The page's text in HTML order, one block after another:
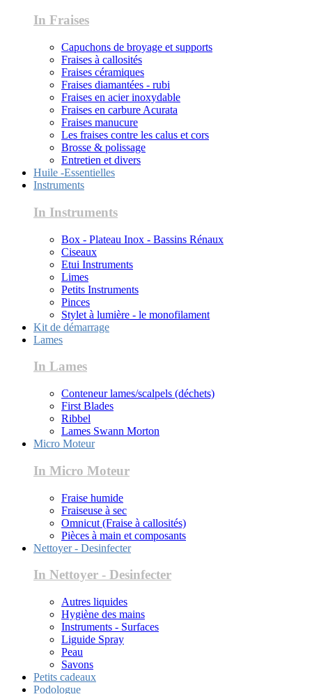
In Fraises
Capuchons de broyage et supports
Fraises à callosités
Fraises céramiques
Fraises diamantées - rubi
Fraises en acier inoxydable
Fraises en carbure Acurata
Fraises manucure
Les fraises contre les calus et cors
Brosse & polissage
Entretien et divers
Huile -Essentielles
Instruments
In Instruments
Box - Plateau Inox - Bassins Rénaux
Ciseaux
Etui Instruments
Limes
Petits Instruments
Pinces
Stylet à lumière - le monofilament
Kit de démarrage
Lames
In Lames
Conteneur lames/scalpels (déchets)
First Blades
Ribbel
Lames Swann Morton
Micro Moteur
In Micro Moteur
Fraise humide
Fraiseuse à sec
Omnicut (Fraise à callosités)
Pièces à main et composants
Nettoyer - Desinfecter
In Nettoyer - Desinfecter
Autres liquides
Hygiène des mains
Instruments - Surfaces
Liguide Spray
Peau
Savons
Petits cadeaux
Podologue